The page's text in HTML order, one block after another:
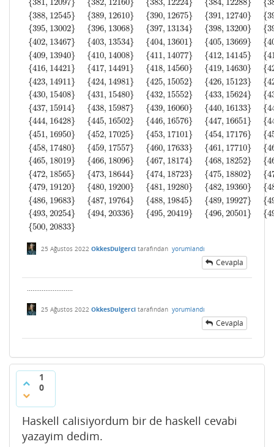
{381, 12097}
{388, 12545}
{395, 13002}
{402, 13467}
{409, 13940}
{416, 14421}
{423, 14911}
{430, 15408}
{437, 15914}
{444, 16428}
{451, 16950}
{458, 17480}
{465, 18019}
{472, 18565}
{479, 19120}
{486, 19683}
{493, 20254}
{500, 20833}
{382, 12160}
{389, 12610}
{396, 13068}
{403, 13534}
{410, 14008}
{417, 14491}
{424, 14981}
{431, 15480}
{438, 15987}
{445, 16502}
{452, 17025}
{459, 17557}
{466, 18096}
{473, 18644}
{480, 19200}
{487, 19764}
{494, 20336}
{383, 12224}
{390, 12675}
{397, 13134}
{404, 13601}
{411, 14077}
{418, 14560}
{425, 15052}
{432, 15552}
{439, 16060}
{446, 16576}
{453, 17101}
{460, 17633}
{467, 18174}
{474, 18723}
{481, 19280}
{488, 19845}
{495, 20419}
{384, 12288}
{391, 12740}
{398, 13200}
{405, 13669}
{412, 14145}
{419, 14630}
{426, 15123}
{433, 15624}
{440, 16133}
{447, 16651}
{454, 17176}
{461, 17710}
{468, 18252}
{475, 18802}
{482, 19360}
{489, 19927}
{496, 20501}
{
{
{
{
{
{
{
{
{
{
{
{
{
{
{
{
{
25 Ağustos 2022 OkkesDulgerci tarafından yorumlandı
Cevapla
.........................
25 Ağustos 2022 OkkesDulgerci tarafından yorumlandı
Cevapla
1
0
Haskell calisiyordum bir de haskell cevabi
yazayim dedim.